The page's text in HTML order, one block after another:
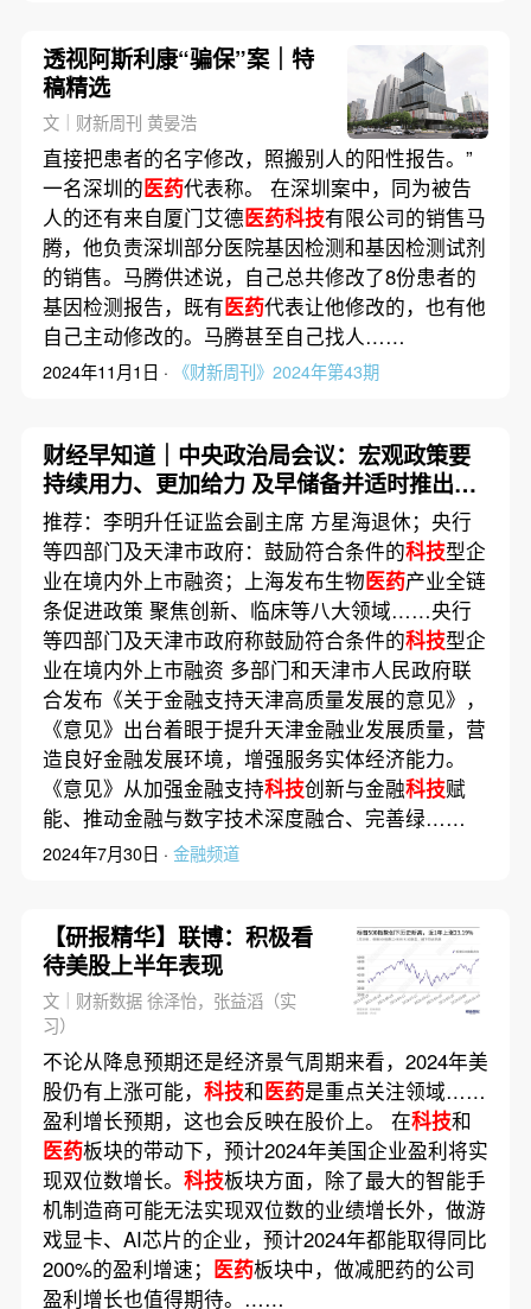
透视阿斯利康“骗保”案｜特
稿精选
文｜财新周刊 黄晏浩
直接把患者的名字修改，照搬别人的阳性报告。”
一名深圳的医药代表称。 在深圳案中，同为被告
人的还有来自厦门艾德医药科技有限公司的销售马
腾，他负责深圳部分医院基因检测和基因检测试剂
的销售。马腾供述说，自己总共修改了8份患者的
基因检测报告，既有医药代表让他修改的，也有他
自己主动修改的。马腾甚至自己找人……
2024年11月1日 · 《财新周刊》2024年第43期
财经早知道｜中央政治局会议：宏观政策要
持续用力、更加给力 及早储备并适时推出增
量政策举措
推荐：李明升任证监会副主席 方星海退休；央行
等四部门及天津市政府：鼓励符合条件的科技型企
业在境内外上市融资；上海发布生物医药产业全链
条促进政策 聚焦创新、临床等八大领域……央行
等四部门及天津市政府称鼓励符合条件的科技型企
业在境内外上市融资 多部门和天津市人民政府联
合发布《关于金融支持天津高质量发展的意见》，
《意见》出台着眼于提升天津金融业发展质量，营
造良好金融发展环境，增强服务实体经济能力。
《意见》从加强金融支持科技创新与金融科技赋
能、推动金融与数字技术深度融合、完善绿……
2024年7月30日 · 金融频道
【研报精华】联博：积极看
待美股上半年表现
文｜财新数据 徐泽怡，张益滔（实
习）
不论从降息预期还是经济景气周期来看，2024年美
股仍有上涨可能， 科技和医药是重点关注领域……
盈利增长预期，这也会反映在股价上。 在科技和
医药板块的带动下，预计2024年美国企业盈利将实
现双位数增长。 科技板块方面，除了最大的智能手
机制造商可能无法实现双位数的业绩增长外，做游
戏显卡、AI芯片的企业，预计2024年都能取得同比
200%的盈利增速； 医药板块中，做减肥药的公司
盈利增长也值得期待。……